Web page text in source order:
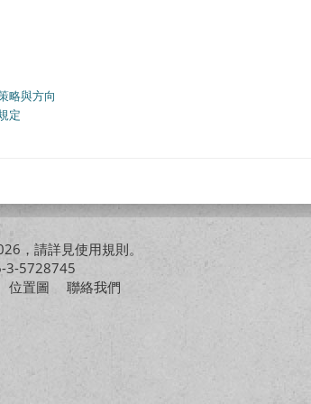
略與方向
定
，請詳見使用規則。
3-5728745
位置圖
聯絡我們